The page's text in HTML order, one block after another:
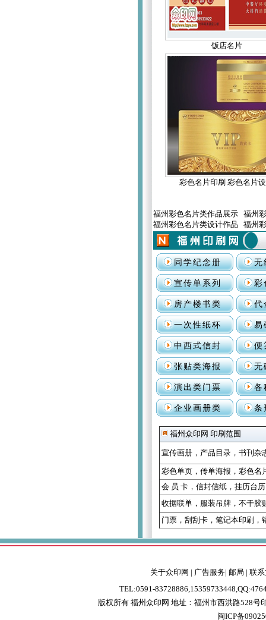
饭店名片
彩色名片印刷 彩色名片
福州彩色名片类作品展示 福州
福州彩色名片类设计作品 福州
同学纪念册 无
宣传单系列 彩
房产楼书类 代
一次性纸杯 易
中西式信封 便
张贴类海报 无
演出类门票 各
企业画册类 条
福州众印网 印刷范围
宣传画册， 产品目录， 书刊杂
彩色单页， 传单海报 ， 彩色名
会 员 卡， 信封信纸， 挂历台历
收据联单， 服装吊牌， 不干胶
门票， 刮刮卡， 笔记本印刷 ，
关于众印网 | 广告服务| 邮局 | 联
TEL:0591-
版权所有 福州众印网 地址：福州市西洪路528号
闽ICP备